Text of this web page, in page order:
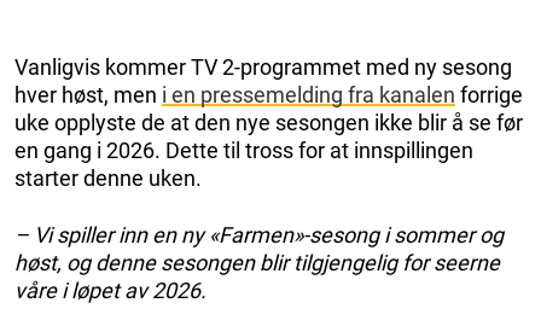
Vanligvis kommer TV 2-programmet med ny sesong
hver høst, men i en pressemelding fra kanalen forrige
uke opplyste de at den nye sesongen ikke blir å se før
en gang i 2026. Dette til tross for at innspillingen
starter denne uken.
– Vi spiller inn en ny «Farmen»-sesong i sommer og
høst, og denne sesongen blir tilgjengelig for seerne
våre i løpet av 2026.